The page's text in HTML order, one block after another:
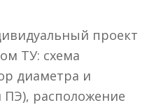
проект
ТУ: схема
диаметра и
ПЭ), расположение